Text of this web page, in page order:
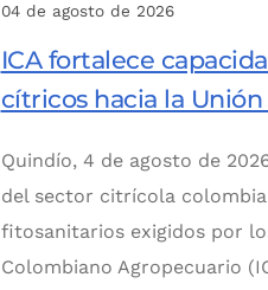
04 de agosto de 2026
ICA fortalece
cítricos hacia la
Quindío, 4 de agosto de
del sector citrícola
fitosanitarios exigidos por
Colombiano Agropecuario